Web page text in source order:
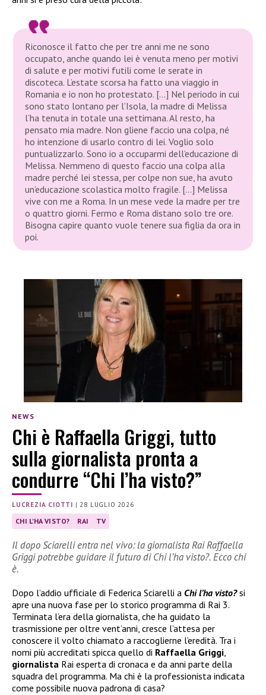
Riconosce il fatto che per tre anni me ne sono
occupato, anche quando lei è venuta meno per motivi
di salute e per motivi futili come le serate in
discoteca. L’estate scorsa ha fatto una viaggio in
Romania e io non ho protestato. […] Nel periodo in cui
sono stato lontano per l’Isola, la madre di Melissa
l’ha tenuta in totale una settimana. Al resto, ha
pensato mia madre. Non gliene faccio una colpa, né
ho intenzione di usarlo contro di lei. Voglio solo
puntualizzarlo. Sono io a occuparmi dell’educazione di
Melissa. Nemmeno di questo faccio una colpa alla
madre perché lei stessa, per colpe non sue, ha avuto
un’educazione scolastica molto fragile. […] Melissa
vive con me a Roma. In un mese vede la madre per tre
o quattro giorni. Fermo e Roma distano solo tre ore.
Bisogna capire quanto vuole tenere sua figlia da ora in
poi.
NEWS
Chi è Raffaella Griggi, tutto
sulla giornalista pronta a
condurre “Chi l’ha visto?”
LUCREZIA CIOTTI |28 LUGLIO 2026
CHI L'HA VISTO? RAI TV
Il dopo Sciarelli entra nel vivo: la giornalista Rai Raffaella
Griggi potrebbe guidare il futuro di Chi l’ha visto?. Ecco chi
è.
Dopo l’addio ufficiale di Federica Sciarelli a Chi l’ha visto?si
apre una nuova fase per lo storico programma di Rai 3.
Terminata l’era della giornalista, che ha guidato la
trasmissione per oltre vent’anni, cresce l’attesa per
conoscere il volto chiamato a raccoglierne l’eredità. Tra i
nomi più accreditati spicca quello di Raffaella Griggi,
giornalista Rai esperta di cronaca e da anni parte della
squadra del programma. Ma chi è la professionista indicata
come possibile nuova padrona di casa?